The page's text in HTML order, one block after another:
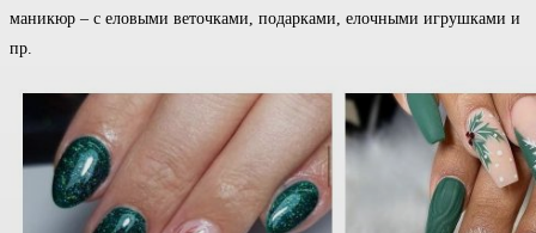
маникюр – с еловыми веточками, подарками, елочными игрушками и
пр.